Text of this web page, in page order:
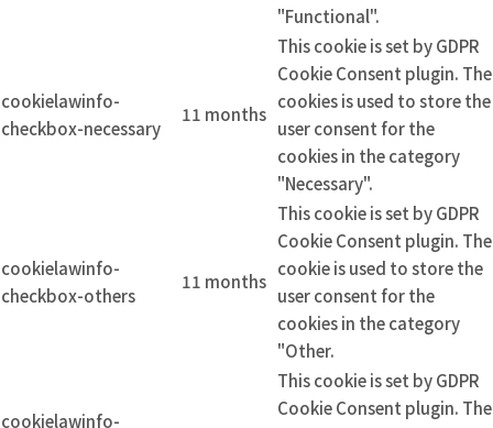
"Functional".
cookielawinfo-
checkbox-necessary
11 months
This cookie is set by GDPR
Cookie Consent plugin. The
cookies is used to store the
user consent for the
cookies in the category
"Necessary".
cookielawinfo-
checkbox-others
11 months
This cookie is set by GDPR
Cookie Consent plugin. The
cookie is used to store the
user consent for the
cookies in the category
"Other.
cookielawinfo-
This cookie is set by GDPR
Cookie Consent plugin. The